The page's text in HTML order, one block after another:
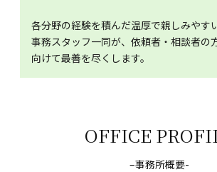
各分野の経験を積んだ温厚で親しみやす
事務スタッフ一同が、依頼者・相談者の
向けて最善を尽くします。
OFFICE
–事務所概要-